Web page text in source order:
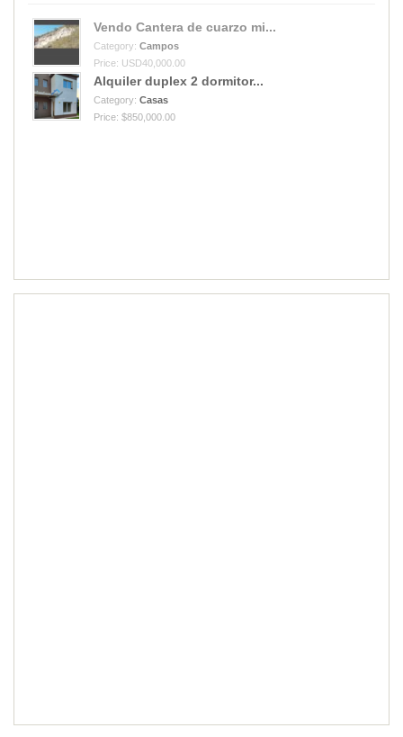
Vendo Cantera de cuarzo mi...
Category: Campos
Price: USD40,000.00
Alquiler duplex 2 dormitor...
Category: Casas
Price: $850,000.00